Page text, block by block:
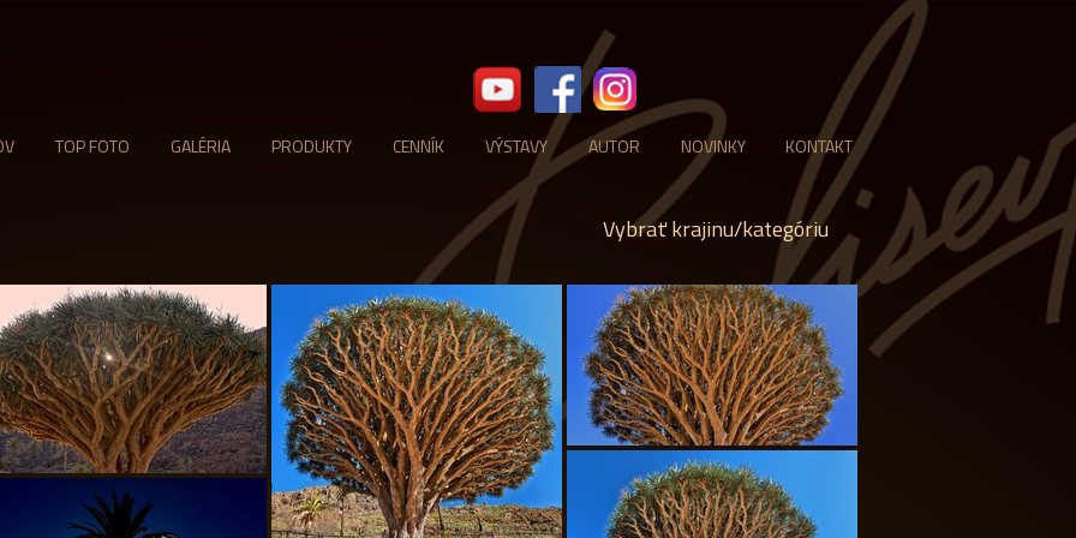
TOP FOTO GALÉRIA PRODUKTY CENNÍK VÝSTAVY AUTOR NOVINKY KONTAKT
Vybrať krajinu/kategóriu